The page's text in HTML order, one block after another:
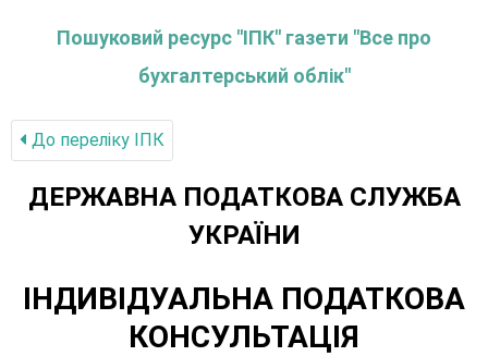
Пошуковий ресурс "ІПК" газети "Все про
бухгалтерський облік"
До переліку IПК
ДЕРЖАВНА ПОДАТКОВА СЛУЖБА
УКРАЇНИ
ІНДИВІДУАЛЬНА ПОДАТКОВА
КОНСУЛЬТАЦІЯ